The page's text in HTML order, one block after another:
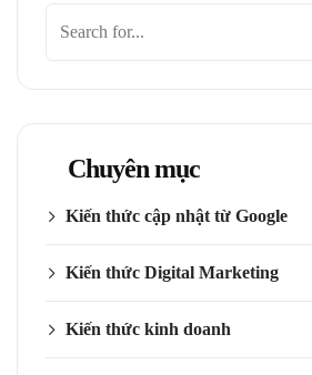
Chuyên mục
Kiến thức cập nhật từ Google
Kiến thức Digital Marketing
Kiến thức kinh doanh